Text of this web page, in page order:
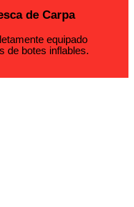
de Carpa
equipado
de botes inflables.